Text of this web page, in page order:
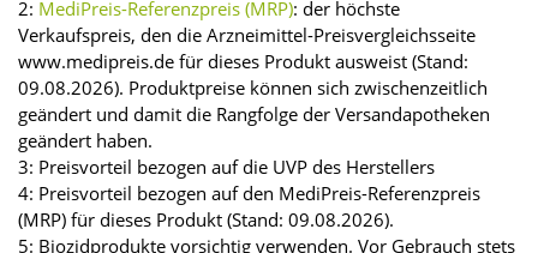
2: MediPreis-Referenzpreis (MRP): der höchste
Verkaufspreis, den die Arzneimittel-Preisvergleichsseite
www.medipreis.de für dieses Produkt ausweist (Stand:
09.08.2026). Produktpreise können sich zwischenzeitlich
geändert und damit die Rangfolge der Versandapotheken
geändert haben.
3: Preisvorteil bezogen auf die UVP des Herstellers
4: Preisvorteil bezogen auf den MediPreis-Referenzpreis
(MRP) für dieses Produkt (Stand: 09.08.2026).
5: Biozidprodukte vorsichtig verwenden. Vor Gebrauch stets